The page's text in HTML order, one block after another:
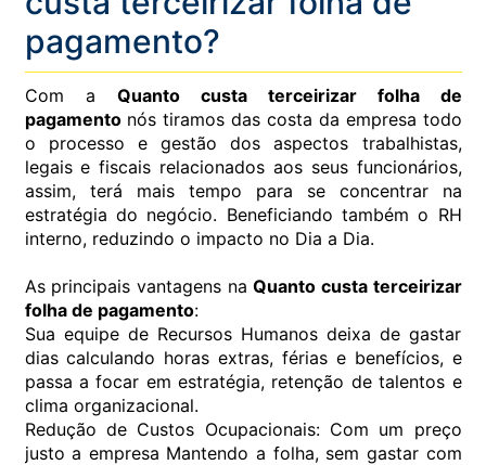
pagamento?
Com a Quanto custa terceirizar folha de
pagamentonós tiramos das costa da empresa todo
o processo e gestão dos aspectos trabalhistas,
legais e fiscais relacionados aos seus funcionários,
assim, terá mais tempo para se concentrar na
estratégia do negócio. Beneficiando também o RH
interno, reduzindo o impacto no Dia a Dia.
As principais vantagens naQuanto custa terceirizar
folha de pagamento:
Sua equipe de Recursos Humanos deixa de gastar
dias calculando horas extras, férias e benefícios, e
passa a focar em estratégia, retenção de talentos e
clima organizacional.
Redução de Custos Ocupacionais: Com um preço
justo a empresa Mantendo a folha, sem gastar com